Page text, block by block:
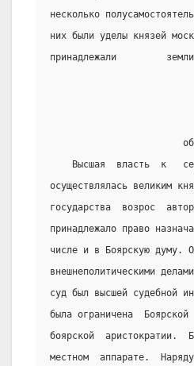
несколько
них были уделы князей
принадлежали
Высшая  власть  к
осуществлялась великим
государства  возрос
принадлежало право
числе и в Боярскую думу.
внешнеполитическими
суд был высшей судебной
была ограничена
боярской  аристократии.
местном  аппарате.